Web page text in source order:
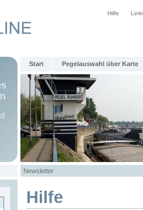
Hilfe
Start Pegelauswahl über Karte
Newsletter
Hilfe